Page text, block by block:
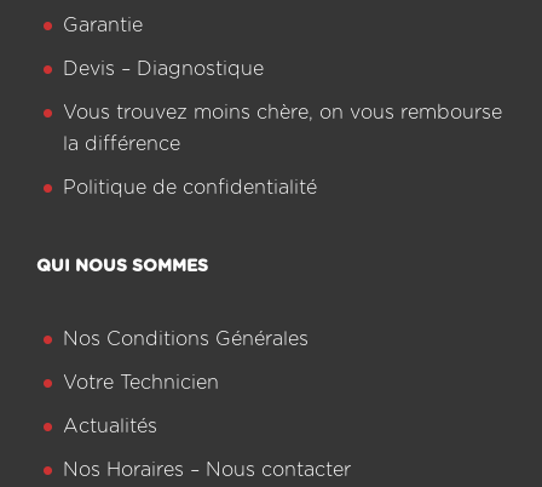
Garantie
Devis – Diagnostique
Vous trouvez moins chère, on vous rembourse
la différence
Politique de confidentialité
QUI NOUS SOMMES
Nos Conditions Générales
Votre Technicien
Actualités
Nos Horaires – Nous contacter